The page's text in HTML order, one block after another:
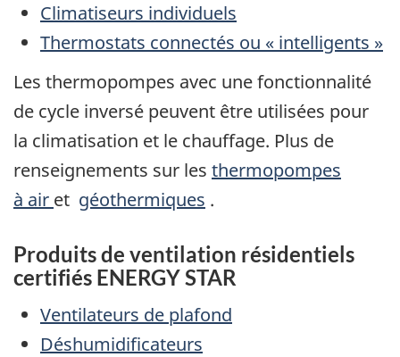
Climatiseurs individuels
Thermostats connectés ou « intelligents »
Les thermopompes avec une fonctionnalité
de cycle inversé peuvent être utilisées pour
la climatisation et le chauffage. Plus de
renseignements sur les thermopompes
à air et géothermiques .
Produits de ventilation résidentiels
certifiés ENERGY STAR
Ventilateurs de plafond
Déshumidificateurs